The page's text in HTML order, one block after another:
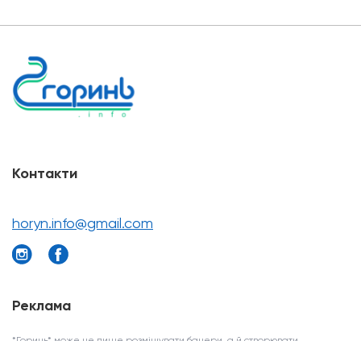
Контакти
horyn.info@gmail.com
Реклама